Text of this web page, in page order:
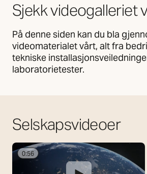
Sjekk videogalleriet
På denne siden kan du bla
videomaterialet vårt, alt fra
tekniske
laboratorietester.
Selskapsvideoer
0:56